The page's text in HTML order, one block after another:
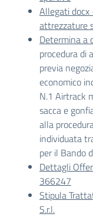
Allegati
attrezzature
Determina a
procedura
previa
economico
N.1 Airtrack
sacca e
alla
individuata
per il Bando
Dettagli
366247
Stipula
S.r.l.